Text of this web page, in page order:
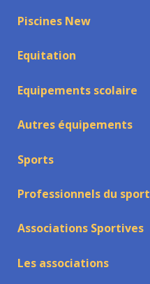
Piscines New
Equitation
Equipements scolaire
Autres équipements
Sports
Professionnels du sport
Associations Sportives
Les associations